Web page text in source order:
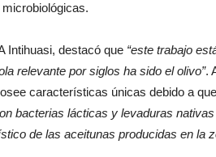
Intihuasi, destacó que “este trabajo
relevante por siglos ha sido el olivo”.
características únicas debido a que
bacterias lácticas y levaduras
de las aceitunas producidas en la